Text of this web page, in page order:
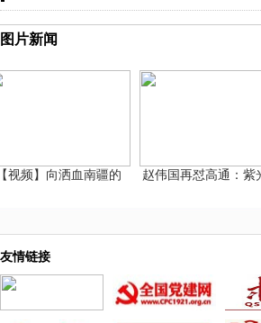
图片新闻
】向洒血南疆的 赵伟国再怼高通：紫光只
友情链接